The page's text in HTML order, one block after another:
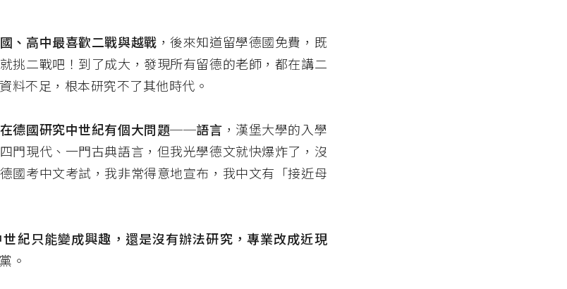
國、高中最喜歡二戰與越戰 ，後來知道留學德國免費，既
挑二戰吧！到了成大，發現所有留德的老師，都在講二
料不足，根本研究不了其他時代。
在德國研究中世紀有個大問題──語言 ，漢堡大學的入學
門現代、一門古典語言，但我光學德文就快爆炸了，沒
國考中文考試，我非常得意地宣布，我中文有「接近母
世紀只能變成興趣，還是沒有辦法研究，專業改成近現
。